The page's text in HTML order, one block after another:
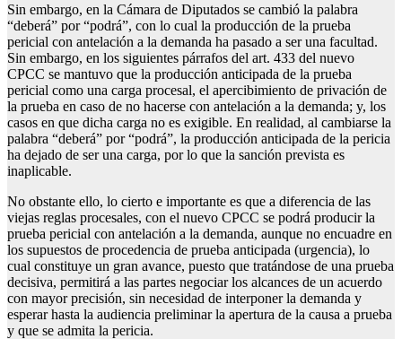
Sin embargo, en la Cámara de Diputados se cambió la palabra
“deberá” por “podrá”, con lo cual la producción de la prueba
pericial con antelación a la demanda ha pasado a ser una facultad.
Sin embargo, en los siguientes párrafos del art. 433 del nuevo
CPCC se mantuvo que la producción anticipada de la prueba
pericial como una carga procesal, el apercibimiento de privación de
la prueba en caso de no hacerse con antelación a la demanda; y, los
casos en que dicha carga no es exigible. En realidad, al cambiarse la
palabra “deberá” por “podrá”, la producción anticipada de la pericia
ha dejado de ser una carga, por lo que la sanción prevista es
inaplicable.
No obstante ello, lo cierto e importante es que a diferencia de las
viejas reglas procesales, con el nuevo CPCC se podrá producir la
prueba pericial con antelación a la demanda, aunque no encuadre en
los supuestos de procedencia de prueba anticipada (urgencia), lo
cual constituye un gran avance, puesto que tratándose de una prueba
decisiva, permitirá a las partes negociar los alcances de un acuerdo
con mayor precisión, sin necesidad de interponer la demanda y
esperar hasta la audiencia preliminar la apertura de la causa a prueba
y que se admita la pericia.